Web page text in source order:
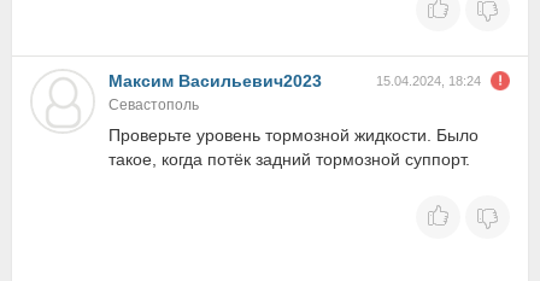
Максим Васильевич2023 15.04.2024, 18:24
Севастополь
Проверьте уровень тормозной жидкости. Было
такое, когда потёк задний тормозной суппорт.